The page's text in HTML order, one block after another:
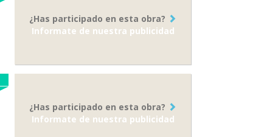
¿Has participado en esta obra?
Informate de nuestra publicidad
¿Has participado en esta obra?
Informate de nuestra publicidad